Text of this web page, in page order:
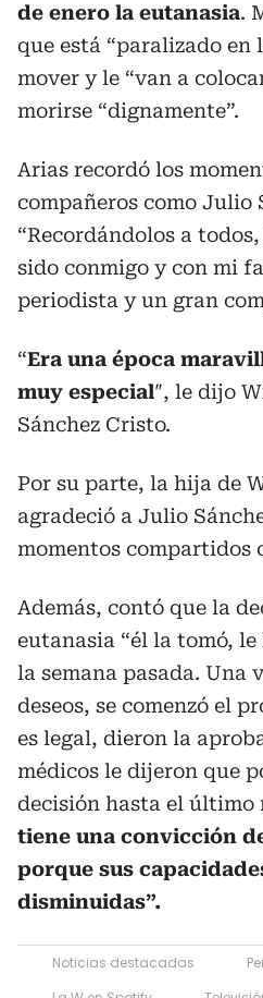
de enero la eutanasia.
que está “paralizado en
mover y le “van a
morirse “dignamente”.
Arias recordó los
compañeros como Julio
“Recordándolos a
sido conmigo y con mi
periodista y un gran
“Era una época
muy especial″, le dijo
Sánchez Cristo.
Por su parte, la hija de
agradeció a Julio
momentos compartidos
Además, contó que la
eutanasia “él la tomó,
la semana pasada. Una
deseos, se comenzó el
es legal, dieron la
médicos le dijeron que
decisión hasta el último
tiene una convicción
porque sus
disminuidas”.
Noticias destacadas